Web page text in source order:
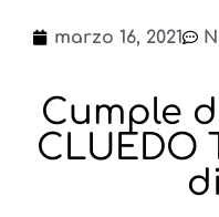
marzo 16, 2021
Cumple
CLUEDO